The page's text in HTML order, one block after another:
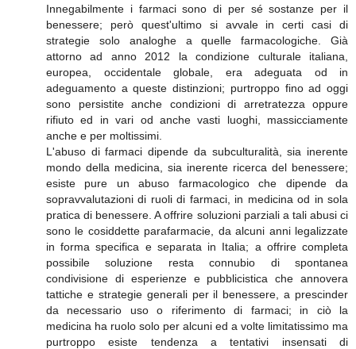
Innegabilmente i farmaci sono di per sé sostanze per il
benessere; però quest'ultimo si avvale in certi casi di
strategie solo analoghe a quelle farmacologiche. Già
attorno ad anno 2012 la condizione culturale italiana,
europea, occidentale globale, era adeguata od in
adeguamento a queste distinzioni; purtroppo fino ad oggi
sono persistite anche condizioni di arretratezza oppure
rifiuto ed in vari od anche vasti luoghi, massicciamente
anche e per moltissimi.
L'abuso di farmaci dipende da subculturalità, sia inerente
mondo della medicina, sia inerente ricerca del benessere;
esiste pure un abuso farmacologico che dipende da
sopravvalutazioni di ruoli di farmaci, in medicina od in sola
pratica di benessere. A offrire soluzioni parziali a tali abusi ci
sono le cosiddette parafarmacie, da alcuni anni legalizzate
in forma specifica e separata in Italia; a offrire completa
possibile soluzione resta connubio di spontanea
condivisione di esperienze e pubblicistica che annovera
tattiche e strategie generali per il benessere, a prescinder
da necessario uso o riferimento di farmaci; in ciò la
medicina ha ruolo solo per alcuni ed a volte limitatissimo ma
purtroppo esiste tendenza a tentativi insensati di